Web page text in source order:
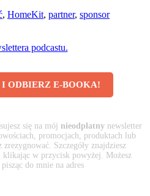
, HomeKit, partner, sponsor
I ODBIERZ E-BOOKA!
się na mój nieodpłatny newsletter
promocjach, produktach lub
zrezygnować. Szczegóły znajdziesz
klikając w przycisk powyżej. Możesz
do mnie na adres